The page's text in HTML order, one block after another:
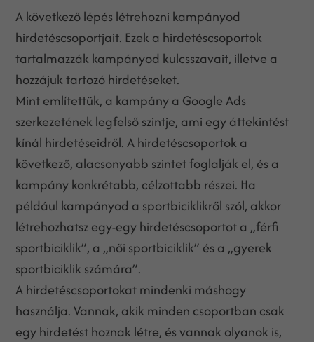
A következő lépés létrehozni kampányod
hirdetéscsoportjait. Ezek a hirdetéscsoportok
tartalmazzák kampányod kulcsszavait, illetve a
hozzájuk tartozó hirdetéseket.
Mint említettük, a kampány a Google Ads
szerkezetének legfelső szintje, ami egy áttekintést
kínál hirdetéseidről. A hirdetéscsoportok a
következő, alacsonyabb szintet foglalják el, és a
kampány konkrétabb, célzottabb részei. Ha
például kampányod a sportbiciklikről szól, akkor
létrehozhatsz egy-egy hirdetéscsoportot a „férfi
sportbiciklik”, a „női sportbiciklik” és a „gyerek
sportbiciklik számára”.
A hirdetéscsoportokat mindenki máshogy
használja. Vannak, akik minden csoportban csak
egy hirdetést hoznak létre, és vannak olyanok is,